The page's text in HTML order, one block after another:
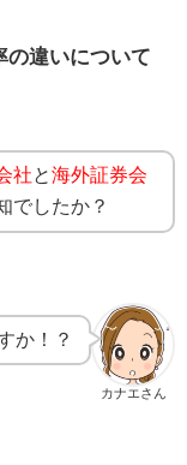
の違いについて
社と海外証券会
でしたか？
カナエさん
か！？